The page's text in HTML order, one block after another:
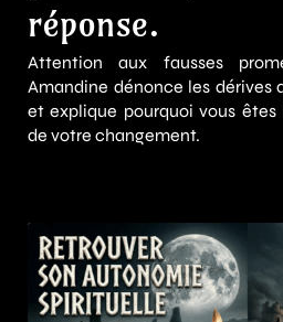
réponse.
Attention aux fausses
Amandine dénonce les dérives
et explique pourquoi vous
de votre changement.